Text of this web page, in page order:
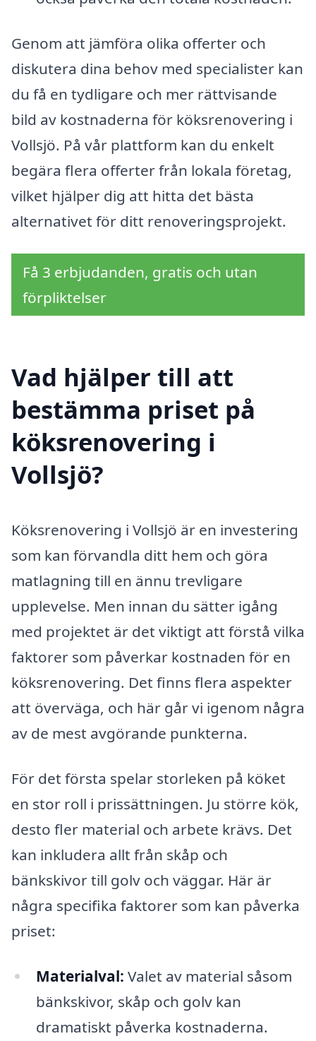
Genom att jämföra olika offerter och
diskutera dina behov med specialister kan
du få en tydligare och mer rättvisande
bild av kostnaderna för köksrenovering i
Vollsjö. På vår plattform kan du enkelt
begära flera offerter från lokala företag,
vilket hjälper dig att hitta det bästa
alternativet för ditt renoveringsprojekt.
Få 3 erbjudanden, gratis och utan
förpliktelser
Vad hjälper till att
bestämma priset på
köksrenovering i
Vollsjö?
Köksrenovering i Vollsjö är en investering
som kan förvandla ditt hem och göra
matlagning till en ännu trevligare
upplevelse. Men innan du sätter igång
med projektet är det viktigt att förstå vilka
faktorer som påverkar kostnaden för en
köksrenovering. Det finns flera aspekter
att överväga, och här går vi igenom några
av de mest avgörande punkterna.
För det första spelar storleken på köket
en stor roll i prissättningen. Ju större kök,
desto fler material och arbete krävs. Det
kan inkludera allt från skåp och
bänkskivor till golv och väggar. Här är
några specifika faktorer som kan påverka
priset:
Materialval: Valet av material såsom
bänkskivor, skåp och golv kan
dramatiskt påverka kostnaderna.